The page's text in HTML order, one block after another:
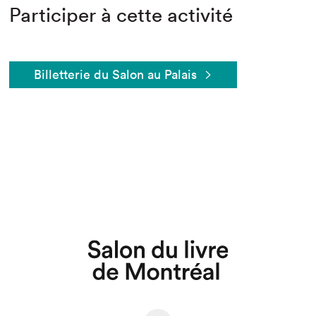
Participer à cette activité
Billetterie du Salon au Palais